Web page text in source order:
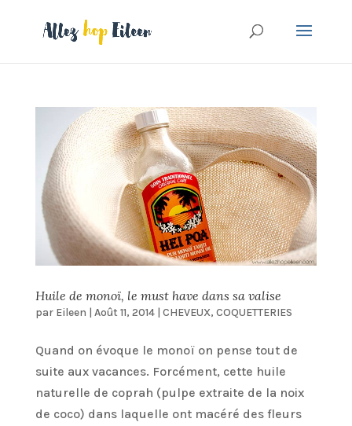
Huile de monoï, le must have dans sa valise
par Eileen | Août 11, 2014| CHEVEUX, COQUETTERIES
Quand on évoque le monoï on pense tout de
suite aux vacances. Forcément, cette huile
naturelle de coprah (pulpe extraite de la noix
de coco) dans laquelle ont macéré des fleurs